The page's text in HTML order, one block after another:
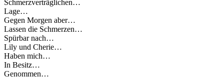
Schmerzverträglichen…
Lage…
Gegen Morgen aber…
Lassen die Schmerzen…
Spürbar nach…
Lily und Cherie…
Haben mich…
In Besitz…
Genommen…